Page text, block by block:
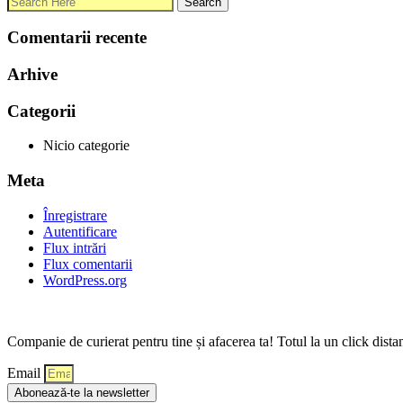
Comentarii recente
Arhive
Categorii
Nicio categorie
Meta
Înregistrare
Autentificare
Flux intrări
Flux comentarii
WordPress.org
Companie de curierat pentru tine și afacerea ta! Totul la un click
Email
Abonează-te la newsletter